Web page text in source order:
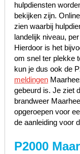
hulpdiensten
bekijken zijn.
zien waarbij
landelijk niveau,
Hierdoor is het
om snel ter plekke
kun je dus ook de
meldingen
gebeurd is. Je ziet
brandweer
opgeroepen voor
de aanleiding voor
P2000